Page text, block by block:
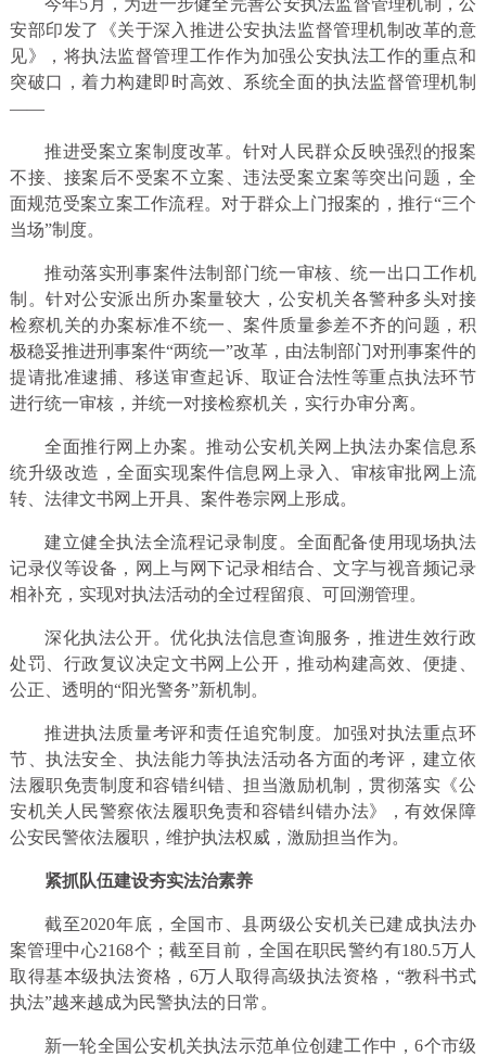
安部印发了《关于深入推进公安执法监督管理机制改革的意
见》，将执法监督管理工作作为加强公安执法工作的重点和
突破口，着力构建即时高效、系统全面的执法监督管理机制
——
推进受案立案制度改革。针对人民群众反映强烈的报案
不接、接案后不受案不立案、违法受案立案等突出问题，全
面规范受案立案工作流程。对于群众上门报案的，推行“三个
当场”制度。
推动落实刑事案件法制部门统一审核、统一出口工作机
制。针对公安派出所办案量较大，公安机关各警种多头对接
检察机关的办案标准不统一、案件质量参差不齐的问题，积
极稳妥推进刑事案件“两统一”改革，由法制部门对刑事案件的
提请批准逮捕、移送审查起诉、取证合法性等重点执法环节
进行统一审核，并统一对接检察机关，实行办审分离。
全面推行网上办案。推动公安机关网上执法办案信息系
统升级改造，全面实现案件信息网上录入、审核审批网上流
转、法律文书网上开具、案件卷宗网上形成。
建立健全执法全流程记录制度。全面配备使用现场执法
记录仪等设备，网上与网下记录相结合、文字与视音频记录
相补充，实现对执法活动的全过程留痕、可回溯管理。
深化执法公开。优化执法信息查询服务，推进生效行政
处罚、行政复议决定文书网上公开，推动构建高效、便捷、
公正、透明的“阳光警务”新机制。
推进执法质量考评和责任追究制度。加强对执法重点环
节、执法安全、执法能力等执法活动各方面的考评，建立依
法履职免责制度和容错纠错、担当激励机制，贯彻落实《公
安机关人民警察依法履职免责和容错纠错办法》，有效保障
公安民警依法履职，维护执法权威，激励担当作为。
紧抓队伍建设夯实法治素养
截至2020年底，全国市、县两级公安机关已建成执法办
案管理中心2168个；截至目前，全国在职民警约有180.5万人
取得基本级执法资格，6万人取得高级执法资格，“教科书式
执法”越来越成为民警执法的日常。
新一轮全国公安机关执法示范单位创建工作中，6个市级